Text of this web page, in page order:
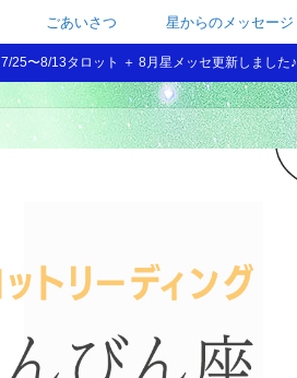
ごあいさつ 星からのメッセージ
7/25〜8/13タロット ＋ 8月星メッセ更新しました♪